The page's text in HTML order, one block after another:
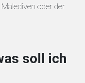
oder der
soll ich